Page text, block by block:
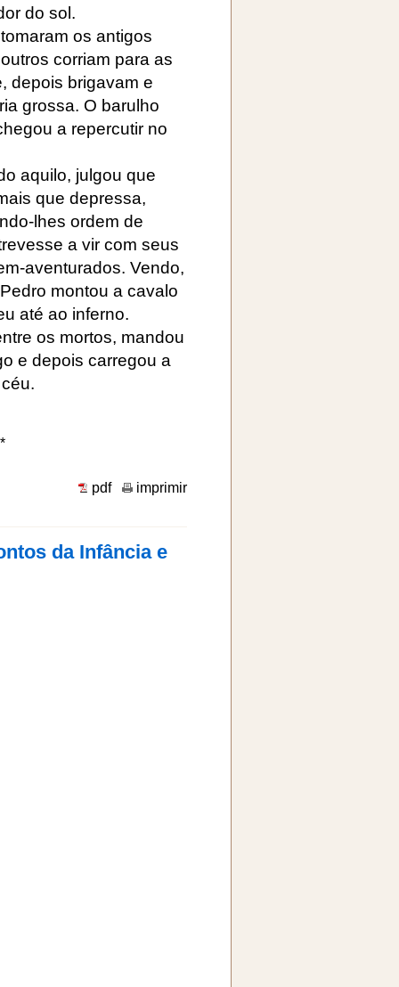
do sol.
os antigos
corriam para as
depois brigavam e
grossa. O barulho
a repercutir no
aquilo, julgou que
que depressa,
lhes ordem de
a vir com seus
aventurados. Vendo,
montou a cavalo
até ao inferno.
os mortos, mandou
e depois carregou a
pdf imprimir
da Infância e